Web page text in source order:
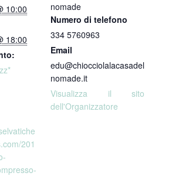
10:00
18:00
201
nomade
Numero di telefono
334 5760963
Email
edu@chiocciolalacasadel
nomade.it
Visualizza il sito
dell'Organizzatore